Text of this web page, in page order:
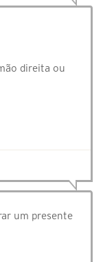
direita ou
um presente